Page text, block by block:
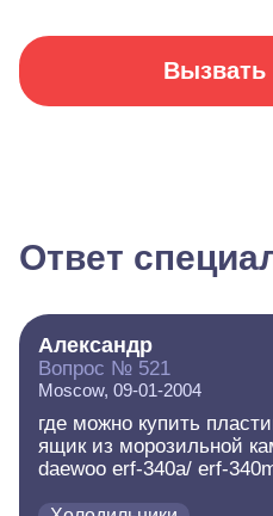
Вызвать
Ответ
Александр
Вопрос № 521
Moscow, 09-01-2004
где можно купить
ящик из морозильной
daewoo erf-340a/ erf-